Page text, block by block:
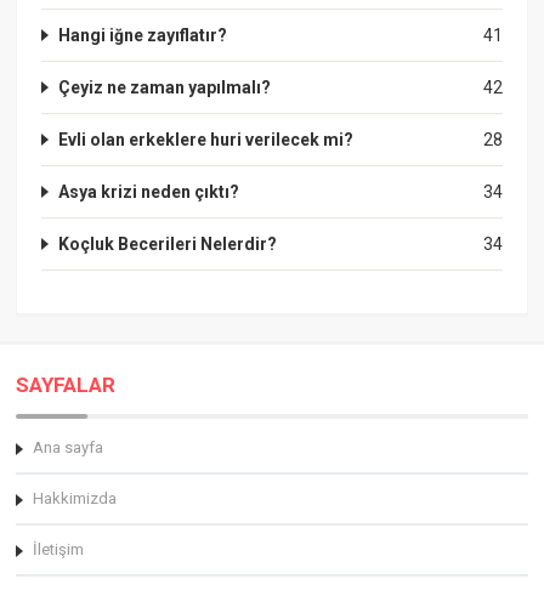
41
Hangi iğne zayıflatır?
42
Çeyiz ne zaman yapılmalı?
28
Evli olan erkeklere huri verilecek mi?
34
Asya krizi neden çıktı?
34
Koçluk Becerileri Nelerdir?
SAYFALAR
Ana sayfa
Hakkimizda
İletişim